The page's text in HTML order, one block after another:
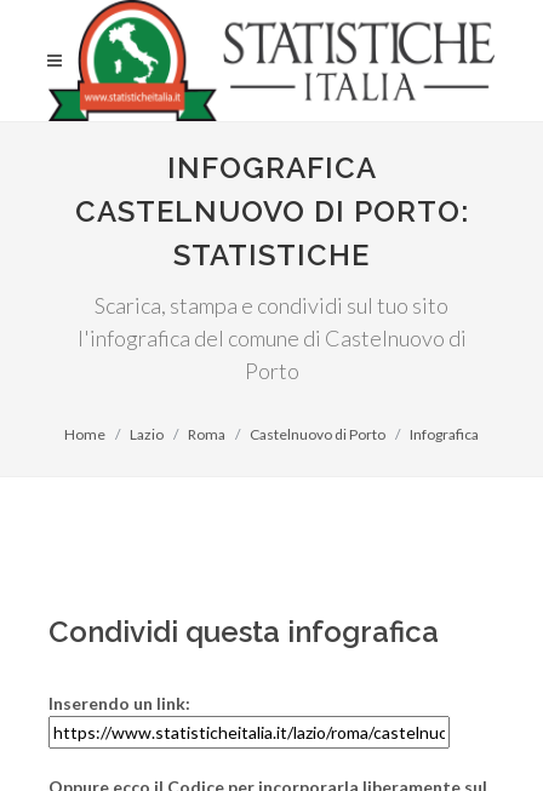
INFOGRAFICA
CASTELNUOVO DI PORTO:
STATISTICHE
Scarica, stampa e condividi sul tuo sito
l'infografica del comune di Castelnuovo di
Porto
Home Lazio Roma Castelnuovo di Porto Infografica
Condividi questa infografica
Inserendo un link:
Oppure ecco il Codice per incorporarla liberamente sul